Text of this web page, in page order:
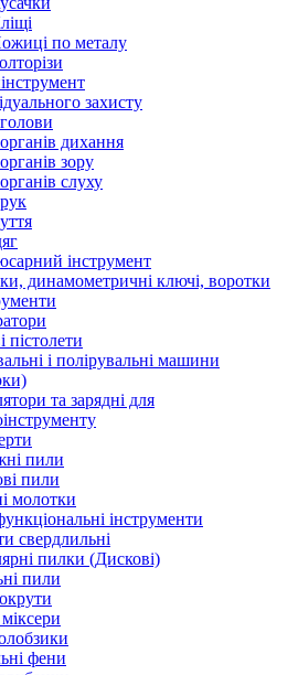
по металу
захисту
дихання
зору
слуху
інструмент
динамометричні ключі, воротки
пістолети
і полірувальні машини
та зарядні для
пили
пили
молотки
інструменти
свердлильні
пилки (Дискові)
пили
фени